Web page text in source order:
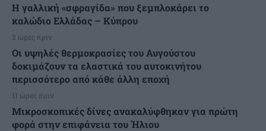
Η γαλλική «σφραγίδα» που ξεμπλοκάρει το
καλώδιο Ελλάδας – Κύπρου
2 ώρες πριν
Οι υψηλές θερμοκρασίες του Αυγούστου
δοκιμάζουν τα ελαστικά του αυτοκινήτου
περισσότερο από κάθε άλλη εποχή
11 ώρες πριν
Μικροσκοπικές δίνες ανακαλύφθηκαν για πρώτη
φορά στην επιφάνεια του Ήλιου